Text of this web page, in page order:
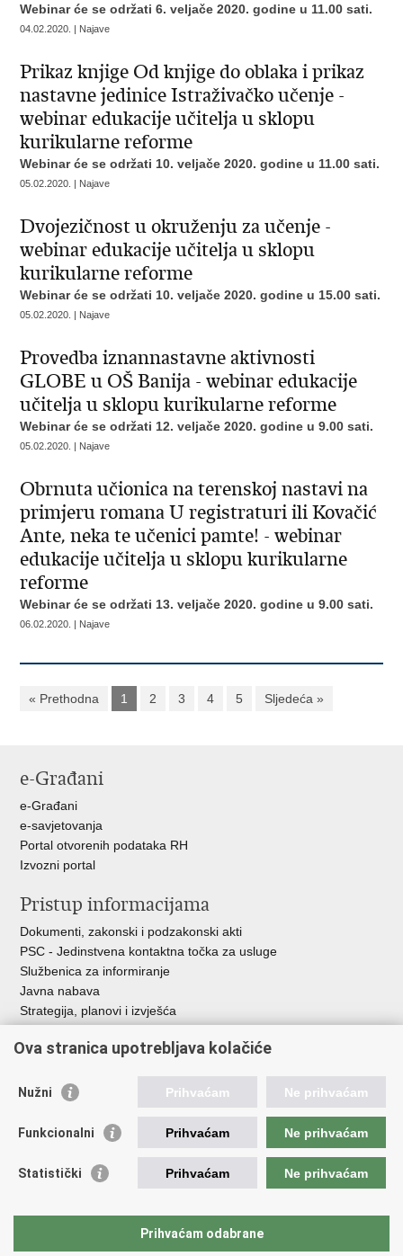
Webinar će se održati 6. veljače 2020. godine u 11.00 sati.
04.02.2020. | Najave
Prikaz knjige Od knjige do oblaka i prikaz
nastavne jedinice Istraživačko učenje -
webinar edukacije učitelja u sklopu
kurikularne reforme
Webinar će se održati 10. veljače 2020. godine u 11.00 sati.
05.02.2020. | Najave
Dvojezičnost u okruženju za učenje -
webinar edukacije učitelja u sklopu
kurikularne reforme
Webinar će se održati 10. veljače 2020. godine u 15.00 sati.
05.02.2020. | Najave
Provedba iznannastavne aktivnosti
GLOBE u OŠ Banija - webinar edukacije
učitelja u sklopu kurikularne reforme
Webinar će se održati 12. veljače 2020. godine u 9.00 sati.
05.02.2020. | Najave
Obrnuta učionica na terenskoj nastavi na
primjeru romana U registraturi ili Kovačić
Ante, neka te učenici pamte! - webinar
edukacije učitelja u sklopu kurikularne
reforme
Webinar će se održati 13. veljače 2020. godine u 9.00 sati.
06.02.2020. | Najave
« Prethodna 1 2 3 4 5 Sljedeća »
e-Građani
e-Građani
e-savjetovanja
Portal otvorenih podataka RH
Izvozni portal
Pristup informacijama
Dokumenti, zakonski i podzakonski akti
PSC - Jedinstvena kontaktna točka za usluge
Službenica za informiranje
Javna nabava
Strategija, planovi i izvješća
Korisne poveznice
Vlada RH
ASOO
CARNET
Ova stranica upotrebljava kolačiće
Nužni Prihvaćam Ne prihvaćam
Funkcionalni Prihvaćam Ne prihvaćam
Statistički Prihvaćam Ne prihvaćam
Prihvaćam odabrane